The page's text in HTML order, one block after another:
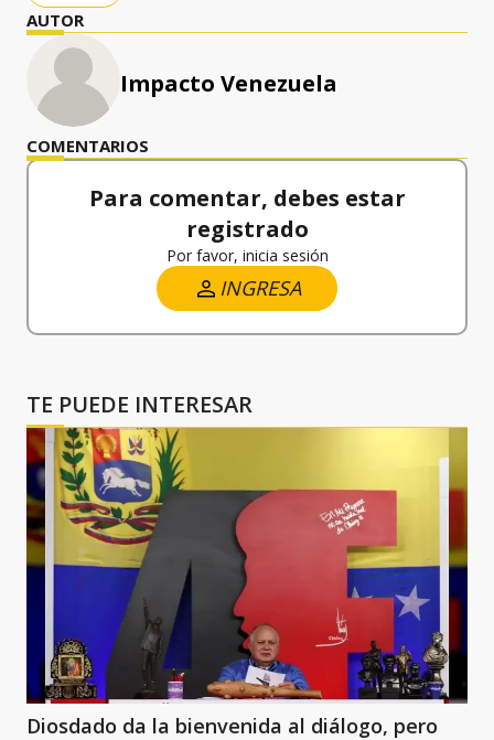
AUTOR
Impacto Venezuela
COMENTARIOS
Para comentar, debes estar
registrado
Por favor, inicia sesión
INGRESA
TE PUEDE INTERESAR
Diosdado da la bienvenida al diálogo, pero